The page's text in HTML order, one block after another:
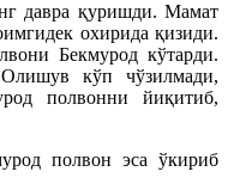
давра қуришди. Мамат
охирида қизиди.
Бекмурод кўтарди.
кўп чўзилмади,
полвонни йиқитиб,
полвон эса ўкириб